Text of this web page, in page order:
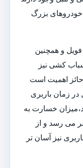
خودروهای بزرگ
فویل و همچنین
کشی نیز
حائز اهمیت است
زمان باربری
خسارت به
می رسد و از
نیز آسان تر